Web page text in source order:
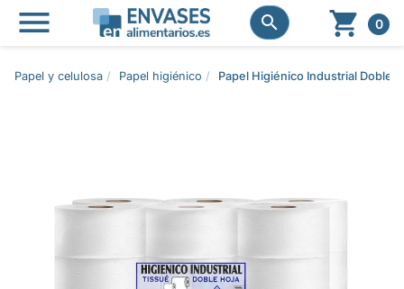
 
  0
Papel y celulosa Papel higiénico Papel Higiénico Industrial Doble